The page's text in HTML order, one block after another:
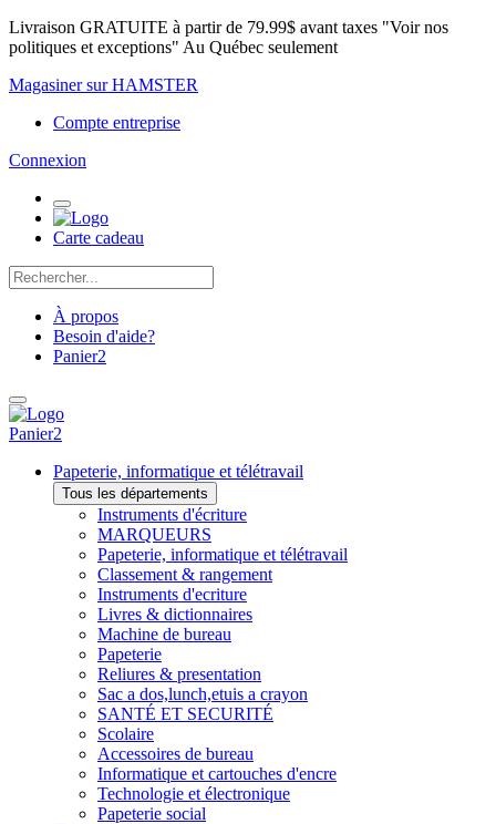
Livraison GRATUITE à partir de 79.99$ avant taxes "Voir nos
politiques et exceptions" Au Québec seulement
Magasiner sur HAMSTER
Compte entreprise
Connexion
Carte cadeau
À propos
Besoin d'aide?
Panier2
Panier2
Papeterie, informatique et télétravail
Tous les départements
Instruments d'écriture
MARQUEURS
Papeterie, informatique et télétravail
Classement & rangement
Instruments d'ecriture
Livres & dictionnaires
Machine de bureau
Papeterie
Reliures & presentation
Sac a dos,lunch,etuis a crayon
SANTÉ ET SECURITÉ
Scolaire
Accessoires de bureau
Informatique et cartouches d'encre
Technologie et électronique
Papeterie social